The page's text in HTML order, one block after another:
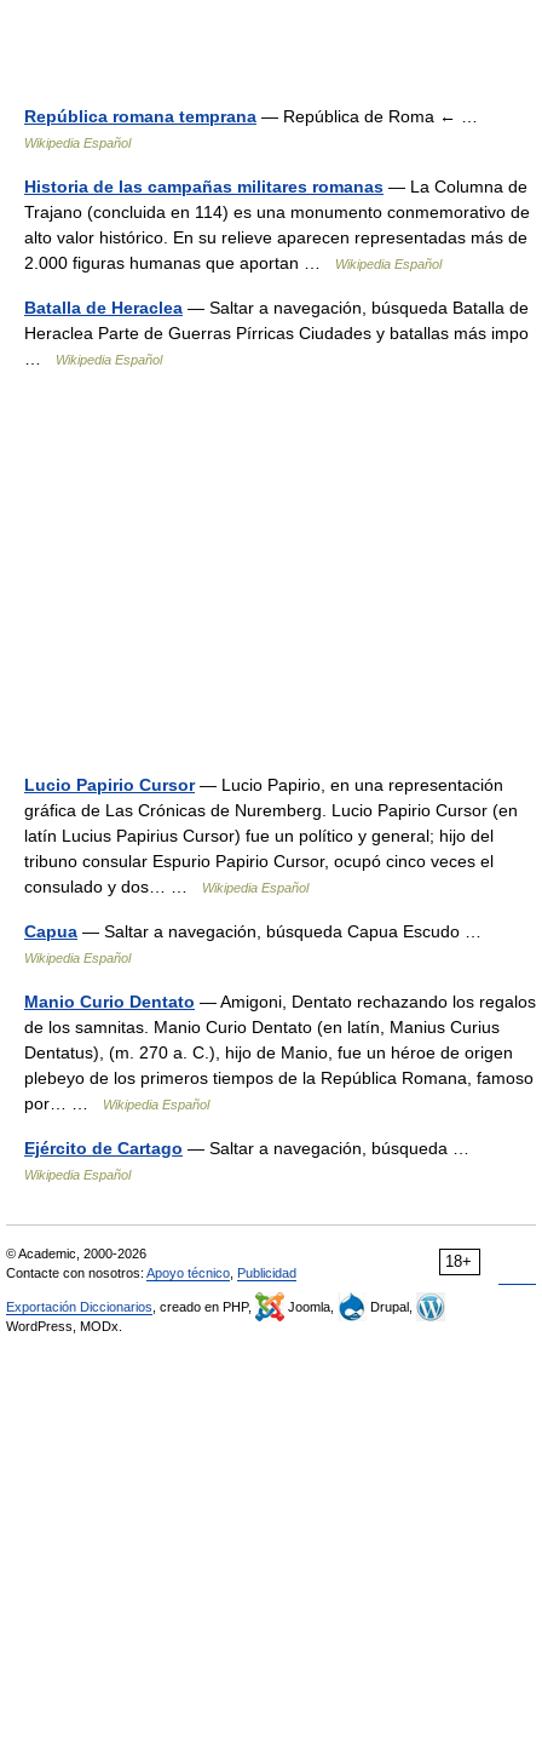
República romana temprana — República de Roma ← …
Wikipedia Español
Historia de las campañas militares romanas — La Columna de
Trajano (concluida en 114) es una monumento conmemorativo de
alto valor histórico. En su relieve aparecen representadas más de
2.000 figuras humanas que aportan …
Wikipedia Español
Batalla de Heraclea — Saltar a navegación, búsqueda Batalla de
Heraclea Parte de Guerras Pírricas Ciudades y batallas más impo
…
Wikipedia Español
Lucio Papirio Cursor— Lucio Papirio, en una representación
gráfica de Las Crónicas de Nuremberg. Lucio Papirio Cursor (en
latín Lucius Papirius Cursor) fue un político y general; hijo del
tribuno consular Espurio Papirio Cursor, ocupó cinco veces el
consulado y dos… …
Wikipedia Español
Capua — Saltar a navegación, búsqueda Capua Escudo …
Wikipedia Español
Manio Curio Dentato — Amigoni, Dentato rechazando los regalos
de los samnitas. Manio Curio Dentato (en latín, Manius Curius
Dentatus), (m. 270 a. C.), hijo de Manio, fue un héroe de origen
plebeyo de los primeros tiempos de la República Romana, famoso
por… …
Wikipedia Español
Ejército de Cartago — Saltar a navegación, búsqueda …
Wikipedia Español
18+
© Academic, 2000-2026
Contacte con nosotros: Apoyo técnico Publicidad
Exportación Diccionarios , creado en PHP, Joomla,
Drupal,
WordPress, MODx.